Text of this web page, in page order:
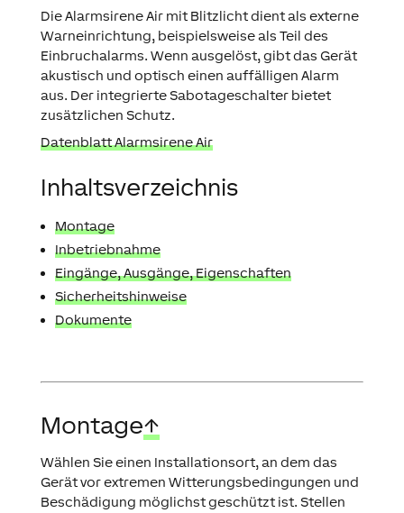
Die Alarmsirene Air mit Blitzlicht dient als externe
Warneinrichtung, beispielsweise als Teil des
Einbruchalarms. Wenn ausgelöst, gibt das Gerät
akustisch und optisch einen auffälligen Alarm
aus. Der integrierte Sabotageschalter bietet
zusätzlichen Schutz.
Datenblatt Alarmsirene Air
Inhaltsverzeichnis
Montage
Inbetriebnahme
Eingänge, Ausgänge, Eigenschaften
Sicherheitshinweise
Dokumente
Montage↑
Wählen Sie einen Installationsort, an dem das
Gerät vor extremen Witterungsbedingungen und
Beschädigung möglichst geschützt ist. Stellen